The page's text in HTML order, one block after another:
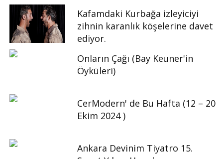
Kafamdaki Kurbağa izleyiciyi
zihnin karanlık köşelerine davet
ediyor.
Onların Çağı (Bay Keuner'in
Öyküleri)
CerModern' de Bu Hafta (12 – 20
Ekim 2024 )
Ankara Devinim Tiyatro 15.